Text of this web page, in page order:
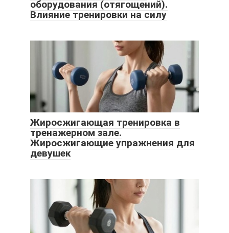
оборудования (отягощений).
Влияние тренировки на силу
Жиросжигающая тренировка в
тренажерном зале.
Жиросжигающие упражнения для
девушек